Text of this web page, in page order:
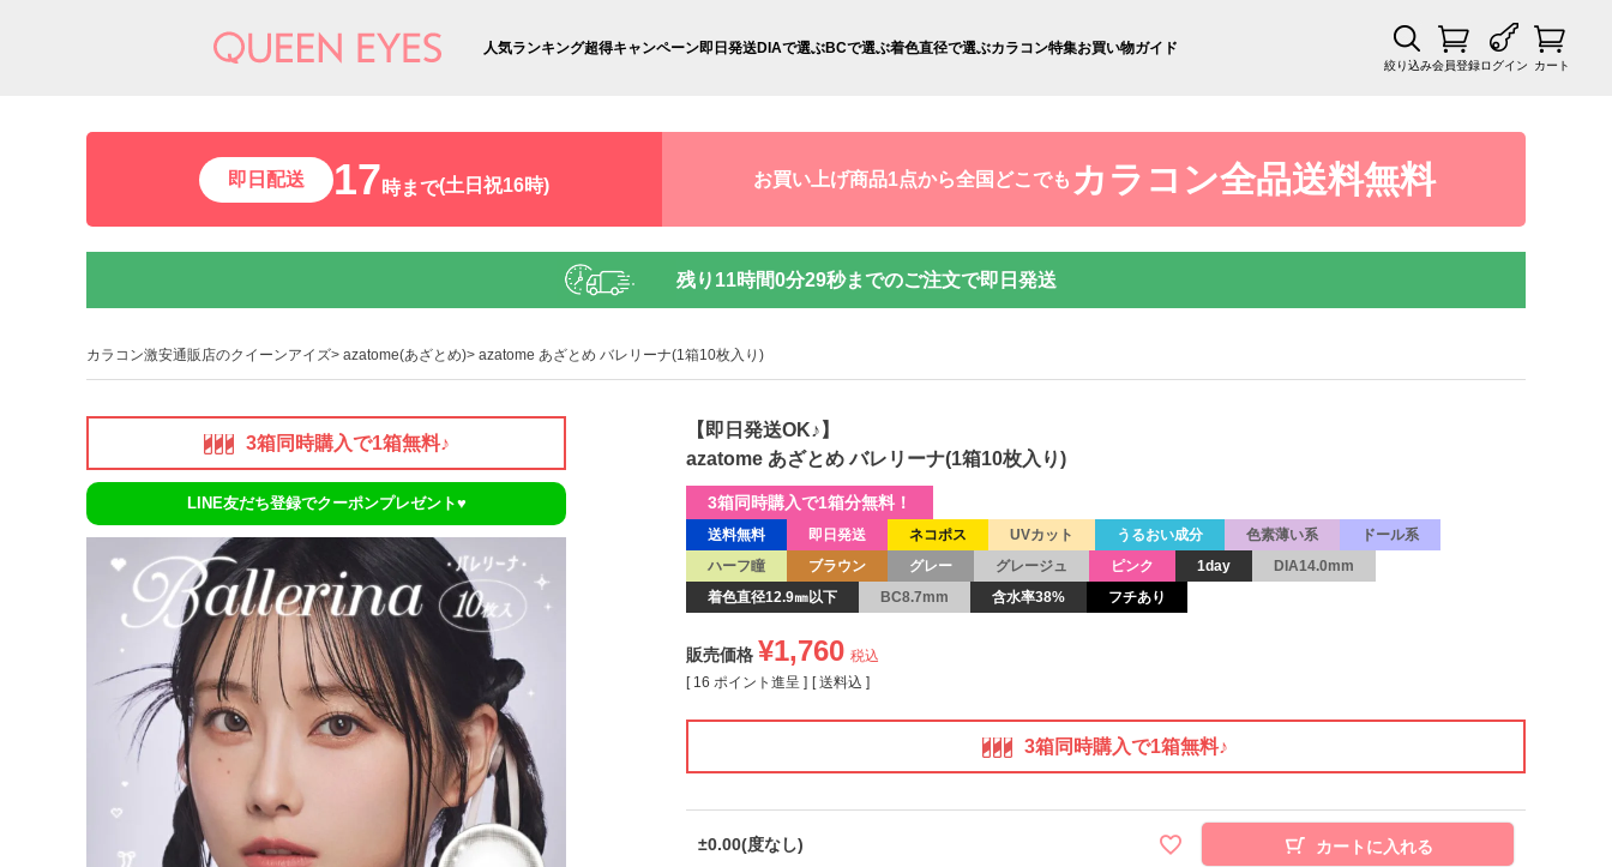
人気ランキング超得キャンペーン即日発送DIAで選ぶBCで選ぶ着色直径で選ぶカラコン特集お買い物ガイド
絞り込み会員登録ログイン カート
即日配送 17時まで(土日祝16時) お買い上げ商品1点から全国どこでも カラコン全品送料無料
残り 11時間0分28秒までのご注文で即日発送
カラコン激安通販店のクイーンアイズ azatome(あざとめ) azatome あざとめ バレリーナ(1箱10枚入り)
3箱同時購入で1箱無料♪
LINE友だち登録でクーポンプレゼント♥
【即日発送OK♪】
azatome あざとめ バレリーナ(1箱10枚入り)
送料無料 即日発送 ネコポス UVカット うるおい成分 色素薄い系
ドール系
ハーフ瞳
ブラウン グレー グレージュ ピンク 1day
DIA14.0mm
着色直径12.9㎜以下
BC8.7mm 含水率38% フチあり
3箱同時購入で1箱分無料！
販売価格 ¥1,760 税込
[ 16 ポイント進呈 ] 送料込
3箱同時購入で1箱無料♪
±0.00(度なし) カートに入れる